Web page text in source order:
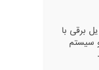
برقی با
سیستم